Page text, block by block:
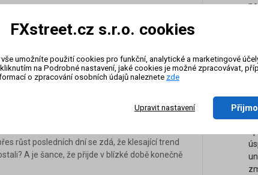
Podobně jako akcie se s příchodem pandemie
roku ale ztráty vesměs dokázaly smazat a
lépe se logicky dařilo čistě zemědělským
jak v zemědělství, tak v průmyslu.
trhu s ropou a zvlášť pak jeho ovlivněním
tím ropným relativně silně rýmuje a skýtá
Co bude dál?
velmi negativním obdobím. Z maxim z léta
růst posledních dní se zdá, že klesající trend
A je šance, že přijde v blízké době konečně
FXstreet.cz s.r.o. cookies
umožníte použití cookies pro funkční, analytické a marketingové
na Podrobné nastavení, jaké cookies je možné zpracovávat,
o zpracování osobních údajů naleznete zde
Upravit nastavení